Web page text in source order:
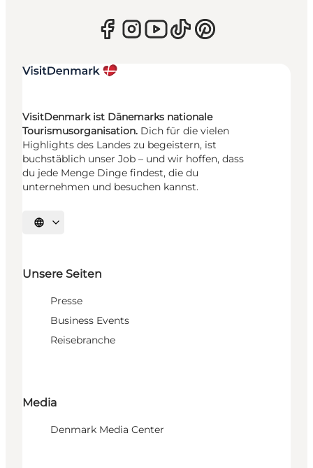
VisitDenmark ist Dänemarks nationale
Tourismusorganisation. Dich für die vielen
Highlights des Landes zu begeistern, ist
buchstäblich unser Job – und wir hoffen, dass
du jede Menge Dinge findest, die du
unternehmen und besuchen kannst.
Sprache auswählen
Unsere Seiten
Presse
Business Events
Reisebranche
Media
Denmark Media Center